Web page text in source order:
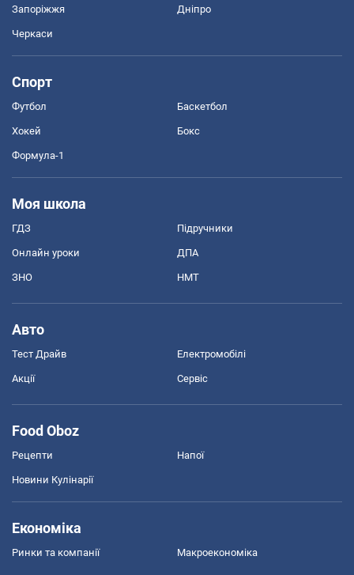
Запоріжжя Дніпро
Черкаси
Спорт
Футбол Баскетбол
Хокей Бокс
Формула-1
Моя школа
ГДЗ Підручники
Онлайн уроки ДПА
ЗНО НМТ
Авто
Тест Драйв Електромобілі
Акції Сервіс
Food Oboz
Рецепти Напої
Новини Кулінарії
Економіка
Ринки та компанії Макроекономіка